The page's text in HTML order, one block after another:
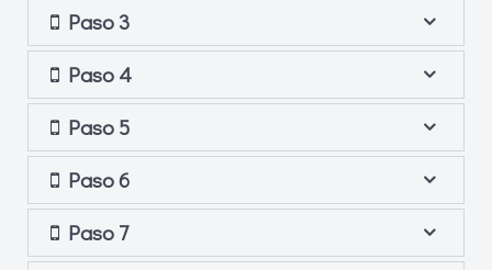
Paso 3
Paso 4
Paso 5
Paso 6
Paso 7